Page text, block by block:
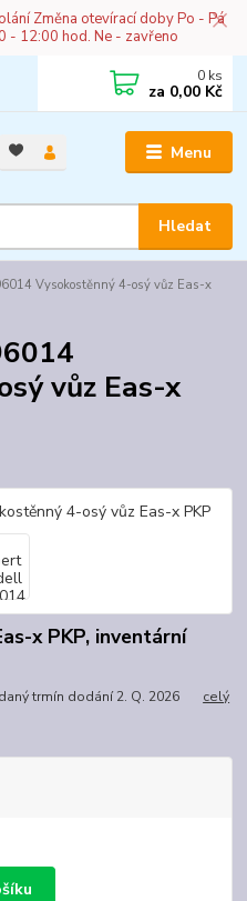
Změna otevírací doby Po - Pá
- 12:00 hod. Ne - zavřeno
Menu
Hledat
0 ks
za 0,00 Kč
Vysokostěnný 4-osý vůz Eas-x
vůz Eas-x
x PKP, inventární
trmín dodání 2. Q. 2026 celý